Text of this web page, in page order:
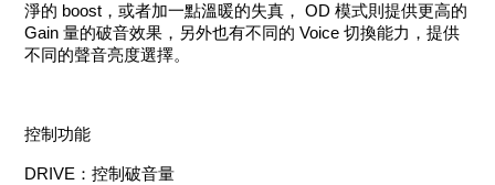
淨的 boost，或者加一點溫暖的失真， OD 模式則提供更高的
Gain 量的破音效果，另外也有不同的 Voice 切換能力，提供
不同的聲音亮度選擇。
控制功能
DRIVE：控制破音量